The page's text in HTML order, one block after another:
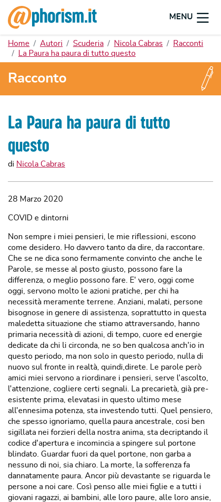
MENU
Home Autori Scuderia Nicola Cabras
Racconti
La Paura ha paura di tutto questo
Racconto
La Paura ha paura di tutto
questo
di Nicola Cabras
28 Marzo 2020
COVID e dintorni
Non sempre i miei pensieri, le mie riflessioni, escono
come desidero. Ho davvero tanto da dire, da raccontare.
Che se ne dica sono fermamente convinto che anche le
Parole, se messe al posto giusto, possono fare la
differenza, o meglio possono fare. E' vero, oggi come
oggi, servono molto le azioni pratiche, per chi ha
necessità meramente terrene. Anziani, malati, persone
bisognose in genere di assistenza, soprattutto in questa
maledetta situazione che stiamo attraversando, hanno
primaria necessità di azioni, di tempo, cuore ed energie
dedicate da chi li circonda, ne so ben qualcosa anch'io in
questo periodo, ma non solo in questo periodo, nulla di
nuovo sul fronte in realtà, quindi,direte. Le parole però
amici miei servono a riordinare i pensieri, serve l'ascolto,
l'attenzione, cogliere certi segnali. La precarietà, già pre‐
esistente prima, elevatasi in questo ultimo mese
all'ennesima potenza, sta investendo tutti. Quel pensiero,
che spesso ignoriamo, quella paura ancestrale, cosi ben
sigillata nei forzieri della nostra anima, sta decriptando il
codice d'apertura e incomincia a spingere sul portone
blindato. Guardar fuori da quel portone, non garba a
nessuno di noi, sia chiaro. La morte, la sofferenza fa
dannatamente paura. Ancor più devastante se riguarda le
persone a noi care. Così penso alle miei figlie e a tutti i
giovani ragazzi, ai bambini, alle loro paure, alle loro ansie,